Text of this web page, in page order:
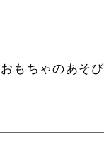
もちゃのあそび